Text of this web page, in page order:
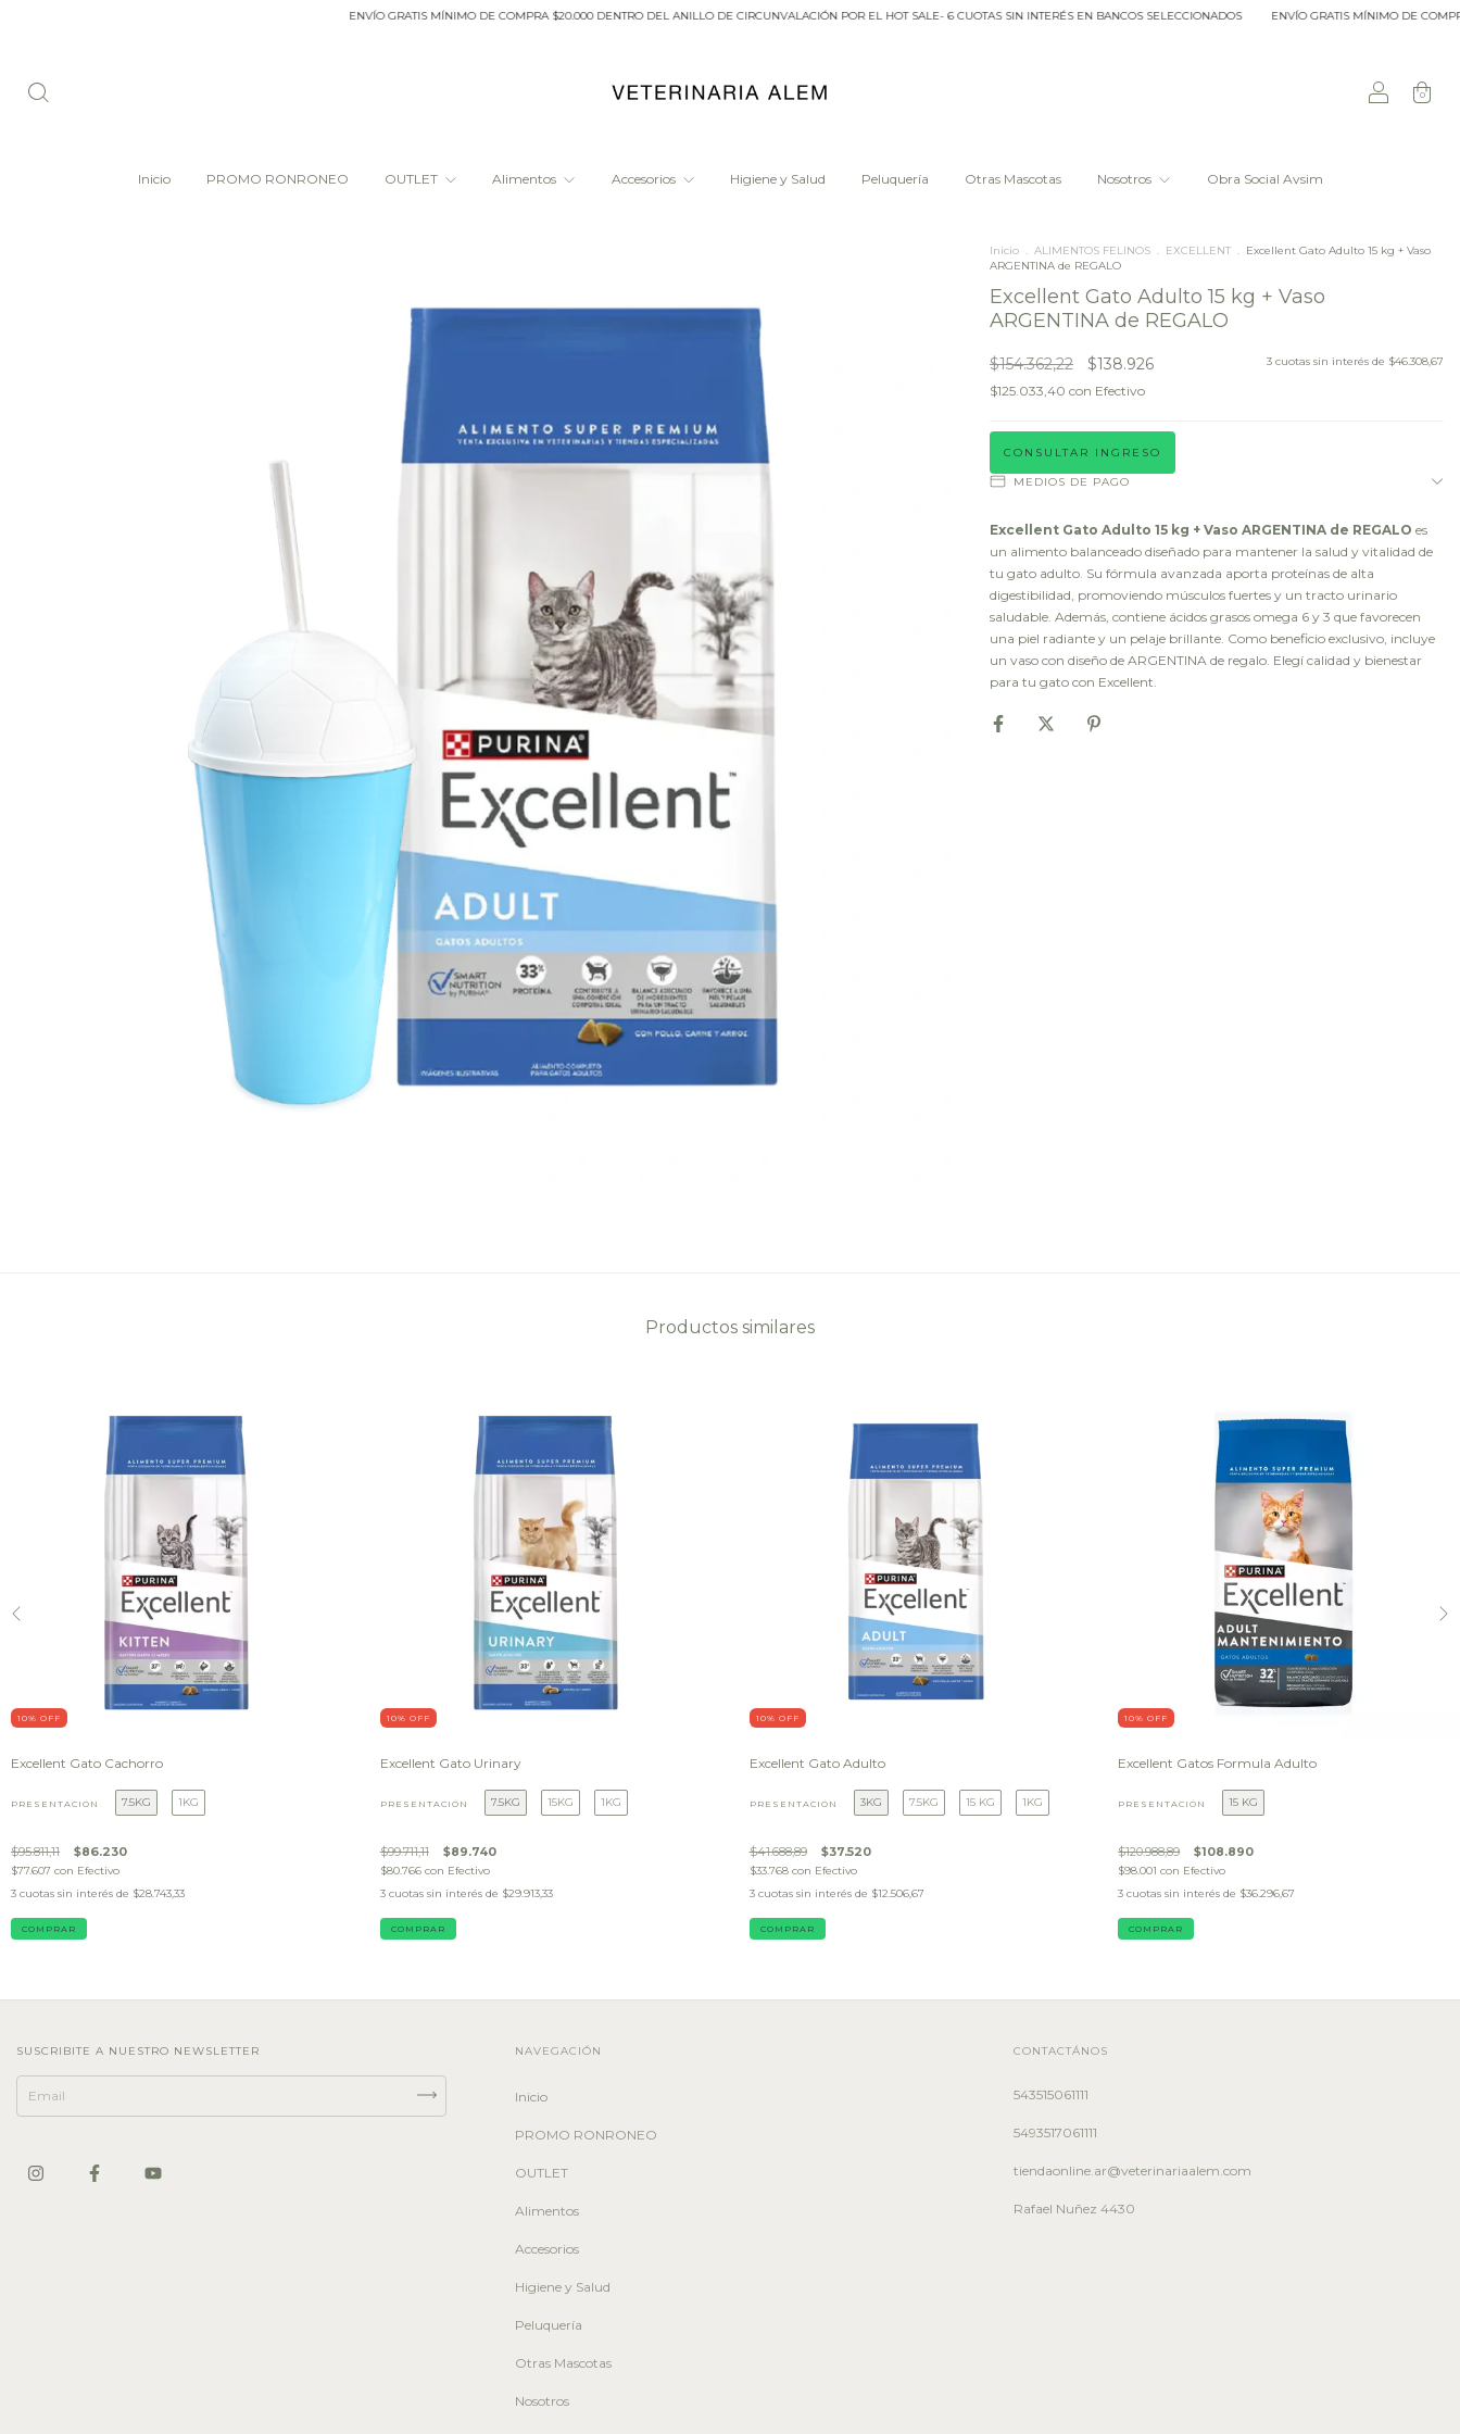
ENVÍO GRATIS MÍNIMO DE COMPRA $20.000 DENTRO DEL ANILLO DE CIRCUNVALACIÓN POR EL HOT SALE- 6 CUOTAS SIN INTERÉS EN BANCOS SELECCIONADOS ENVÍO GRATIS MÍNIMO DE COMPRA
0
Inicio PROMO RONRONEO OUTLET Alimentos Accesorios Higiene y Salud Peluquería Otras Mascotas Nosotros Obra Social Avsim
Inicio . ALIMENTOS FELINOS . EXCELLENT . Excellent Gato Adulto 15 kg + Vaso
ARGENTINA de REGALO
Excellent Gato Adulto 15 kg + Vaso
ARGENTINA de REGALO
$154.362,22 $138.926
$125.033,40 con Efectivo
3 cuotas sin interés de $46.308,67
CONSULTAR INGRESO
MEDIOS DE PAGO
Excellent Gato Adulto 15 kg + Vaso ARGENTINA de REGALO es
un alimento balanceado diseñado para mantener la salud y vitalidad de
tu gato adulto. Su fórmula avanzada aporta proteínas de alta
digestibilidad, promoviendo músculos fuertes y un tracto urinario
saludable. Además, contiene ácidos grasos omega 6 y 3 que favorecen
una piel radiante y un pelaje brillante. Como beneficio exclusivo, incluye
un vaso con diseño de ARGENTINA de regalo. Elegí calidad y bienestar
para tu gato con Excellent.
Productos similares
10% OFF
Excellent Gato Cachorro
PRESENTACIÓN 7.5KG 1KG
$95.811,11 $86.230
$77.607 con Efectivo
3 cuotas sin interés de $28.743,33
COMPRAR
10% OFF
Excellent Gato Urinary
PRESENTACIÓN 7.5KG 15KG 1KG
$99.711,11 $89.740
$80.766 con Efectivo
3 cuotas sin interés de $29.913,33
COMPRAR
10% OFF
Excellent Gato Adulto
PRESENTACIÓN 3KG 7.5KG 15 KG 1KG
$41.688,89 $37.520
$33.768 con Efectivo
3 cuotas sin interés de $12.506,67
COMPRAR
10% OFF
Excellent Gatos Formula Adulto
PRESENTACIÓN 15 KG
$120.988,89 $108.890
$98.001con Efectivo
3 cuotas sin interés de $36.296,67
COMPRAR
SUSCRIBITE A NUESTRO NEWSLETTER NAVEGACIÓN
Inicio
PROMO RONRONEO
OUTLET
Alimentos
Accesorios
Higiene y Salud
Peluquería
Otras Mascotas
Nosotros
CONTACTÁNOS
543515061111
5493517061111
tiendaonline.ar@veterinariaalem.com
Rafael Nuñez 4430